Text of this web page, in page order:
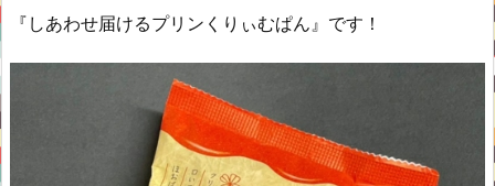
『しあわせ届けるプリンくりぃむぱん』です！